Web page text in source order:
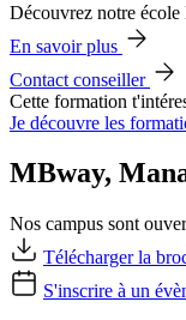
Découvrez notre
En savoir plus
Contact conseiller
Cette formation
Je découvre les
MBway,
Nos campus sont
Télécharger la
S'inscrire à un